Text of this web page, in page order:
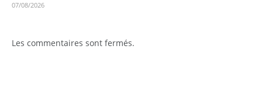
07/08/2026
Les commentaires sont fermés.